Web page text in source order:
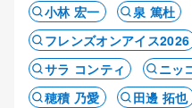
小林 宏一
泉 篤杜
フレンズオンアイス2026
サラ コンティ
ニッ
穂積 乃愛
田邊 拓也